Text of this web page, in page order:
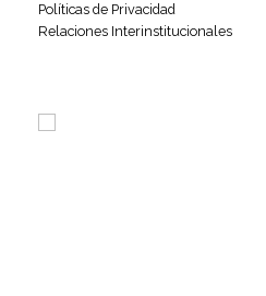
Políticas de Privacidad
Relaciones Interinstitucionales